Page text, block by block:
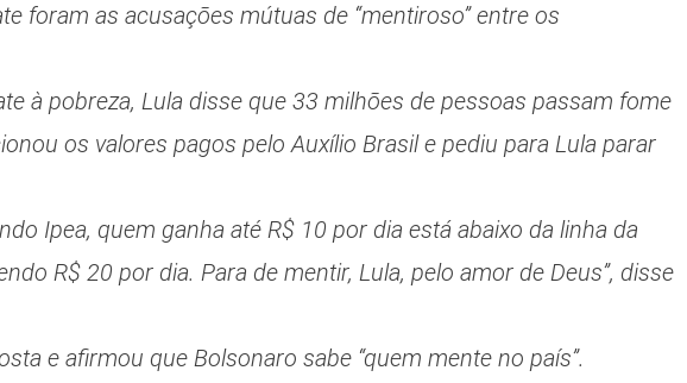
foram as acusações mútuas de “mentiroso” entre os
à pobreza, Lula disse que 33 milhões de pessoas passam fome
os valores pagos pelo Auxílio Brasil e pediu para Lula parar
Ipea, quem ganha até R$ 10 por dia está abaixo da linha da
R$ 20 por dia. Para de mentir, Lula, pelo amor de Deus”, disse
e afirmou que Bolsonaro sabe “quem mente no país”.